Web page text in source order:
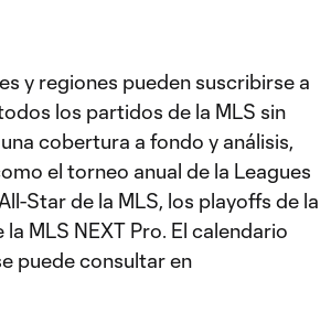
y regiones pueden suscribirse a
los partidos de la MLS sin
cobertura a fondo y análisis,
el torneo anual de la Leagues
Star de la MLS, los playoffs de la
MLS NEXT Pro. El calendario
puede consultar en